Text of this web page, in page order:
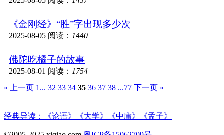
《金刚经》“胜”字出现多少次
2025-08-05 阅读： 1440
佛陀吃橘子的故事
2025-08-01 阅读： 1754
« 上一页 1... 32 33 34 35 36 37 38 ...77 下一页 »
经典导读：《论语》《大学》《中庸》《孟子》